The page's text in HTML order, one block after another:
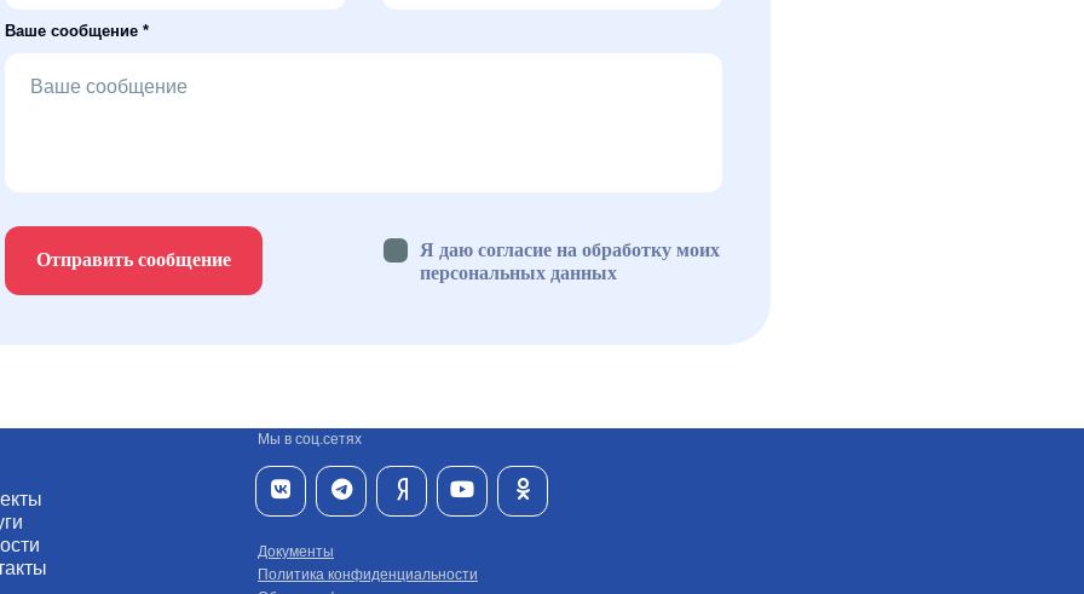
Ваше сообщение *
Отправить сообщение
Я даю согласие на обработку моих
персональных данных
Мы в соц.сетях
Документы
Политика конфиденциальности